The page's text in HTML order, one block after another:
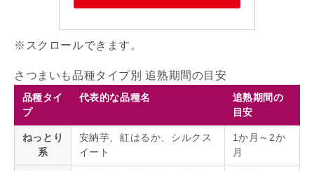
さつまいも品種タイプ別 追熟期間の目安
品種タイ
プ
代表的な品種名
追熟期間の
目安
ねっとり
系
安納芋、紅はるか、シルクス
イート
1か月～2か
月